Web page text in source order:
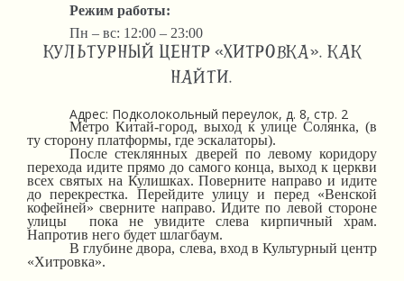
Режим работы:
Пн – вс: 12:00 – 23:00
КУЛЬТУРНЫЙ ЦЕНТР «ХИТРОВКА». КАК
НАЙТИ.
Адрес: Подколокольный переулок, д. 8, стр. 2
Метро Китай-город, выход к улице Солянка, (в
ту сторону платформы, где эскалаторы).
После стеклянных дверей по левому коридору
перехода идите прямо до самого конца, выход к церкви
всех святых на Кулишках. Поверните направо и идите
до перекрестка. Перейдите улицу и перед «Венской
кофейней» сверните направо. Идите по левой стороне
улицы пока не увидите слева кирпичный храм.
Напротив него будет шлагбаум.
В глубине двора, слева, вход в Культурный центр
«Хитровка».